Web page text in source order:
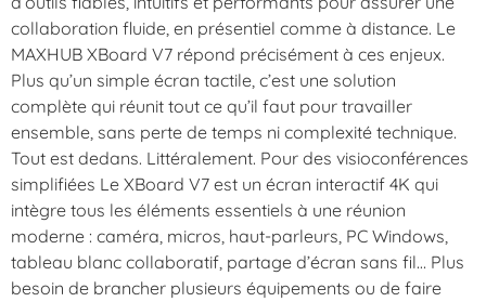
collaboration fluide, en présentiel comme à distance. Le
MAXHUB XBoard V7 répond précisément à ces enjeux.
Plus qu’un simple écran tactile, c’est une solution
complète qui réunit tout ce qu’il faut pour travailler
ensemble, sans perte de temps ni complexité technique.
Tout est dedans. Littéralement. Pour des visioconférences
simplifiées Le XBoard V7 est un écran interactif 4K qui
intègre tous les éléments essentiels à une réunion
moderne : caméra, micros, haut-parleurs, PC Windows,
tableau blanc collaboratif, partage d’écran sans fil… Plus
besoin de brancher plusieurs équipements ou de faire